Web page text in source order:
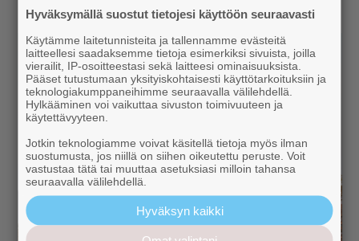
Hyväksymällä suostut tietojesi käyttöön seuraavasti
Käytämme laitetunnisteita ja tallennamme evästeitä
laitteellesi saadaksemme tietoja esimerkiksi sivuista, joilla
vierailit, IP-osoitteestasi sekä laitteesi ominaisuuksista.
Pääset tutustumaan yksityiskohtaisesti käyttötarkoituksiin ja
teknologiakumppaneihimme seuraavalla välilehdellä.
Hylkääminen voi vaikuttaa sivuston toimivuuteen ja
käytettävyyteen.
Jotkin teknologiamme voivat käsitellä tietoja myös ilman
suostumusta, jos niillä on siihen oikeutettu peruste. Voit
vastustaa tätä tai muuttaa asetuksiasi milloin tahansa
seuraavalla välilehdellä.
Hyväksyn kaikki